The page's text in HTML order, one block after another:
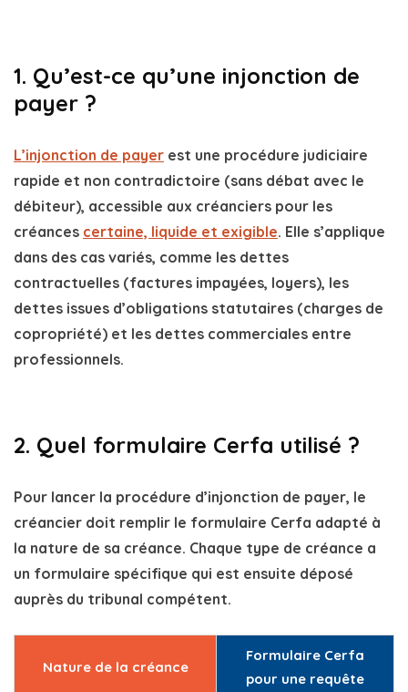
1. Qu’est-ce qu’une injonction de
payer ?
L’injonction de payer est une procédure judiciaire
rapide et non contradictoire (sans débat avec le
débiteur), accessible aux créanciers pour les
créances certaine, liquide et exigible. Elle s’applique
dans des cas variés, comme les dettes
contractuelles (factures impayées, loyers), les
dettes issues d’obligations statutaires (charges de
copropriété) et les dettes commerciales entre
professionnels.
2. Quel formulaire Cerfa utilisé ?
Pour lancer la procédure d’injonction de payer, le
créancier doit remplir le formulaire Cerfa adapté à
la nature de sa créance. Chaque type de créance a
un formulaire spécifique qui est ensuite déposé
auprès du tribunal compétent.
Nature de la créance
Formulaire Cerfa
pour une requête